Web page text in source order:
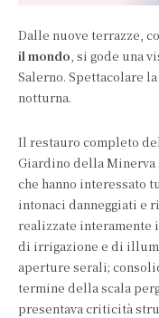
Dalle nuove terrazze,
il mondo, si gode una
Salerno. Spettacolare
notturna.
Il restauro completo
Giardino della
che hanno interessato
intonaci danneggiati e
realizzate
di irrigazione e di
aperture serali;
termine della scala
presentava criticità